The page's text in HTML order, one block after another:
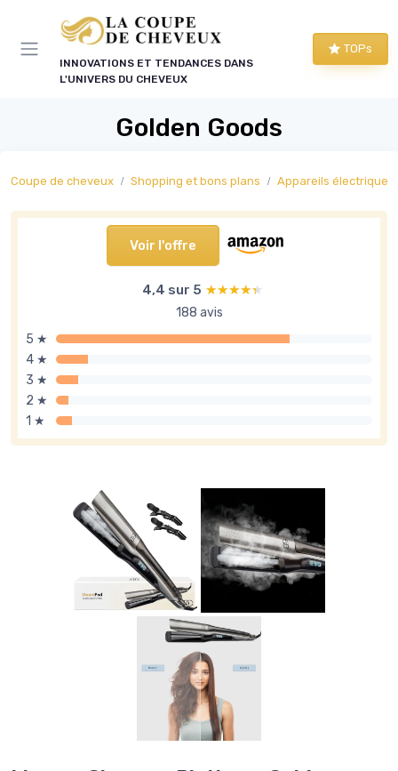
INNOVATIONS ET TENDANCES DANS
L'UNIVERS DU CHEVEUX
TOPs
Golden Goods
Coupe de cheveux Shopping et bons plans Appareils électriques
Voir l'offre
4,4 sur 5 ★★★★★
★★★★★
188 avis
5 ★
4 ★
3 ★
2 ★
1 ★